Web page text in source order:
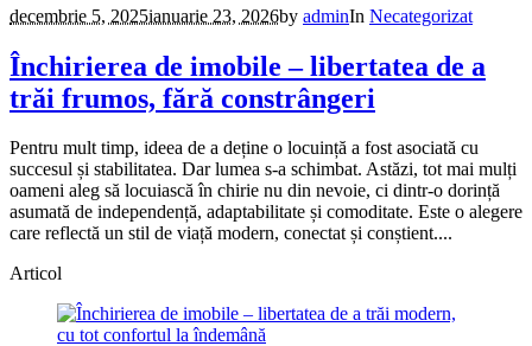
decembrie 5, 2025ianuarie 23, 2026by adminIn Necategorizat
Închirierea de imobile – libertatea de a
trăi frumos, fără constrângeri
Pentru mult timp, ideea de a deține o locuință a fost asociată cu
succesul și stabilitatea. Dar lumea s-a schimbat. Astăzi, tot mai mulți
oameni aleg să locuiască în chirie nu din nevoie, ci dintr-o dorință
asumată de independență, adaptabilitate și comoditate. Este o alegere
care reflectă un stil de viață modern, conectat și conștient....
Articol